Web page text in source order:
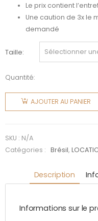
Le prix contient
Une caution de 3x le
demandé
Taille
Quantité:
quantité
Samba
AJOUTER AU PANIER
SKU : N/A
Catégories :
Brésil,
Description
Informations sur le